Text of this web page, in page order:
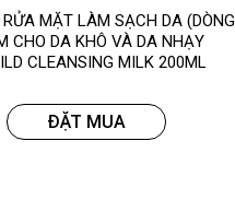
MẶT LÀM SẠCH DA (DÒNG
CHO DA KHÔ VÀ DA NHẠY
CLEANSING MILK 200ML
ĐẶT MUA